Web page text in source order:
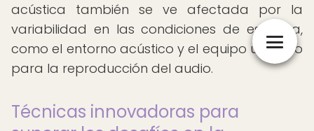
acústica también se ve afectada por la
variabilidad en las condiciones de escucha,
como el entorno acústico y el equipo utilizado
para la reproducción del audio.
Técnicas innovadoras para